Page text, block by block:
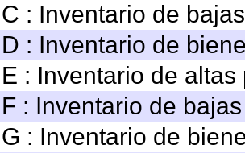
: Inventario de
: Inventario de
: Inventario de
: Inventario de
: Inventario de